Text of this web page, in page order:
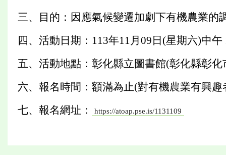
三、目的：因應氣候變遷加劇下有機農業的
四、活動日期：113年11月09日(星期六)中午
五、活動地點：彰化縣立圖書館(彰化縣彰
六、報名時間：額滿為止(對有機農業有興
七、報名網址：
https://atoap.pse.is/1131109